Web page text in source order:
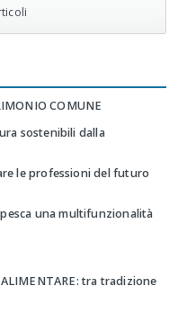
COMUNE
sostenibili dalla
le professioni del futuro
una multifunzionalità
tra tradizione